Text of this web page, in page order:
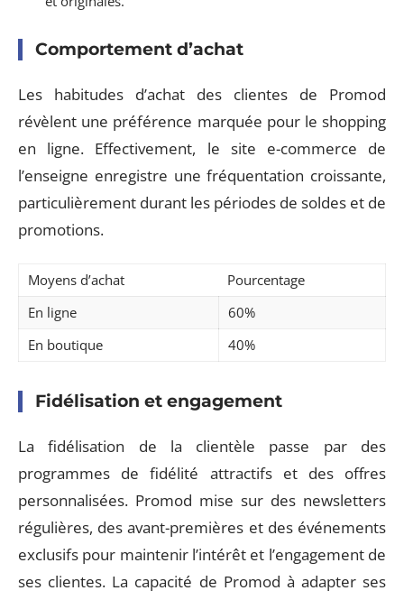
Comportement d’achat
Les habitudes d’achat des clientes de Promod
révèlent une préférence marquée pour le shopping
en ligne. Effectivement, le site e-commerce de
l’enseigne enregistre une fréquentation croissante,
particulièrement durant les périodes de soldes et de
promotions.
Moyens d’achat
Pourcentage
En ligne
60%
En boutique
40%
Fidélisation et engagement
La fidélisation de la clientèle passe par des
programmes de fidélité attractifs et des offres
personnalisées. Promod mise sur des newsletters
régulières, des avant-premières et des événements
exclusifs pour maintenir l’intérêt et l’engagement de
ses clientes. La capacité de Promod à adapter ses